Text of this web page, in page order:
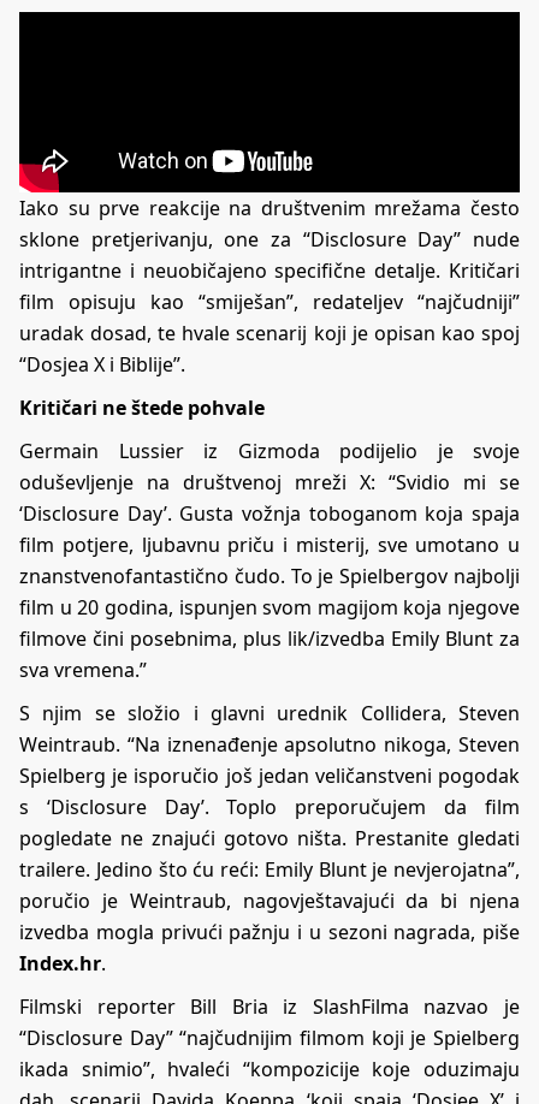
Iako su prve reakcije na društvenim mrežama često
sklone pretjerivanju, one za “Disclosure Day” nude
intrigantne i neuobičajeno specifične detalje. Kritičari
film opisuju kao “smiješan”, redateljev “najčudniji”
uradak dosad, te hvale scenarij koji je opisan kao spoj
“Dosjea X i Biblije”.
Kritičari ne štede pohvale
Germain Lussier iz Gizmoda podijelio je svoje
oduševljenje na društvenoj mreži X: “Svidio mi se
‘Disclosure Day’. Gusta vožnja toboganom koja spaja
film potjere, ljubavnu priču i misterij, sve umotano u
znanstvenofantastično čudo. To je Spielbergov najbolji
film u 20 godina, ispunjen svom magijom koja njegove
filmove čini posebnima, plus lik/izvedba Emily Blunt za
sva vremena.”
S njim se složio i glavni urednik Collidera, Steven
Weintraub. “Na iznenađenje apsolutno nikoga, Steven
Spielberg je isporučio još jedan veličanstveni pogodak
s ‘Disclosure Day’. Toplo preporučujem da film
pogledate ne znajući gotovo ništa. Prestanite gledati
trailere. Jedino što ću reći: Emily Blunt je nevjerojatna”,
poručio je Weintraub, nagovještavajući da bi njena
izvedba mogla privući pažnju i u sezoni nagrada, piše
Index.hr.
Filmski reporter Bill Bria iz SlashFilma nazvao je
“Disclosure Day” “najčudnijim filmom koji je Spielberg
ikada snimio”, hvaleći “kompozicije koje oduzimaju